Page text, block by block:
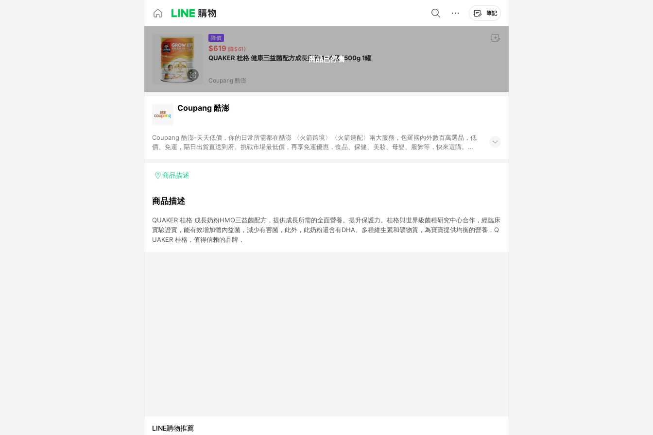
筆記
商品已停售
降價
$619 (降$61)
QUAKER 桂格 健康三益菌配方成長奶粉 1~4歲 1500g 1罐
Coupang 酷澎
Coupang 酷澎
Coupang 酷澎-天天低價，你的日常所需都在酷澎 〈火箭跨境〉〈火箭速配〉兩大服務，包羅國內外數百萬選品，低
價、免運，隔日出貨直送到府。挑戰市場最低價，再享免運優惠，食品、保健、美妝、母嬰、服飾等，快來選購。
商品描述
商品描述
QUAKER 桂格 成長奶粉HMO三益菌配方，提供成長所需的全面營養。提升保護力。桂格與世界級菌種研究中心合作，經臨床
實驗證實，能有效增加體內益菌，減少有害菌，此外，此奶粉還含有DHA、多種維生素和礦物質，為寶寶提供均衡的營養，Q
UAKER 桂格，值得信賴的品牌，
LINE購物推薦